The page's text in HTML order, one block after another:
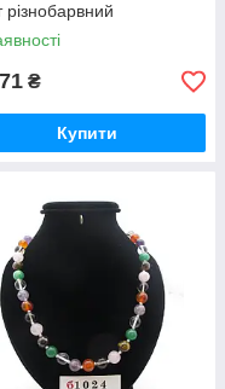
різнобарвний
₴
Купити